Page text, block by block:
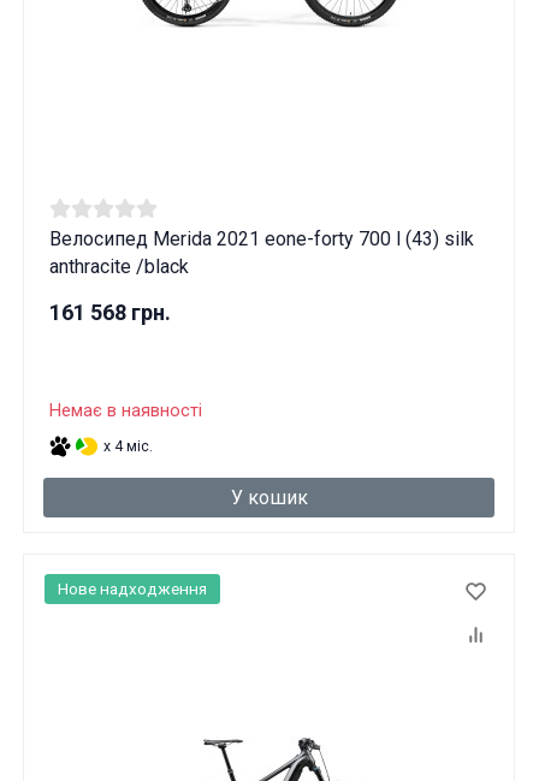
Велосипед Merida 2021 eone-forty 700 l (43) silk
anthracite /black
161 568 грн.
Немає в наявності
x 4 міс.
У кошик
Нове надходження